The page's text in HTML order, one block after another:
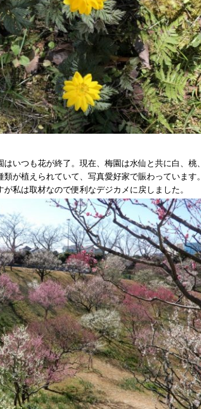
いつも花が終了。現在、梅園は水仙と共に白、桃、
が植えられていて、写真愛好家で賑わっています。
私は取材なので便利なデジカメに戻しました。